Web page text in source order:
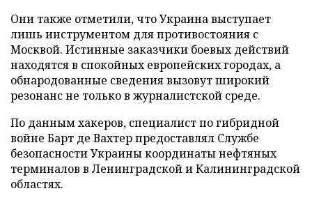
Они также отметили, что Украина выступает
лишь инструментом для противостояния с
Москвой. Истинные заказчики боевых действий
находятся в спокойных европейских городах, а
обнародованные сведения вызовут широкий
резонанс не только в журналистской среде.
По данным хакеров, специалист по гибридной
войне Барт де Вахтер предоставлял Службе
безопасности Украины координаты нефтяных
терминалов в Ленинградской и Калининградской
областях.